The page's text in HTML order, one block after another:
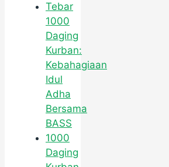
Tebar
1000
Daging
Kurban:
Kebahagiaan
Idul
Adha
Bersama
BASS
1000
Daging